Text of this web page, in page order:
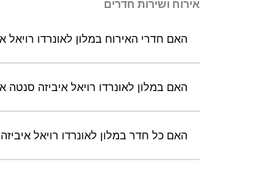
אירוח ושירות חדרים
האם חדרי האירוח במלון לאונרדו רויאל
האם במלון לאונרדו רויאל איביזה
האם כל חדר במלון לאונרדו רויאל